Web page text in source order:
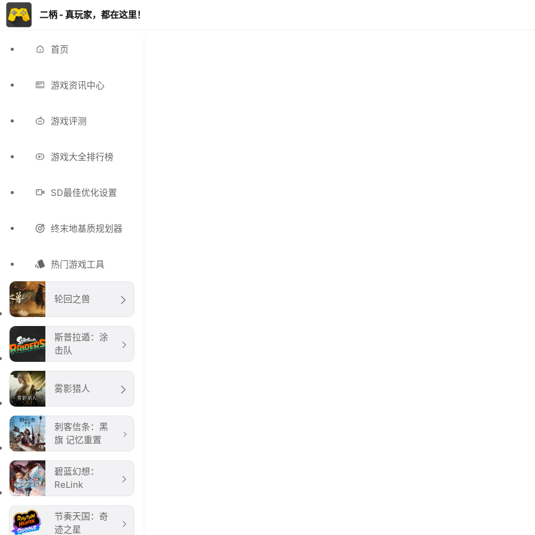
二柄 - 真玩家，都在这里！
首页
游戏资讯中心
游戏评测
游戏大全排行榜
SD最佳优化设置
终末地基质规划器
热门游戏工具
轮回之兽
斯普拉遁：涂
击队
雾影猎人
刺客信条：黑
旗 记忆重置
碧蓝幻想：
ReLink
节奏天国：奇
迹之星